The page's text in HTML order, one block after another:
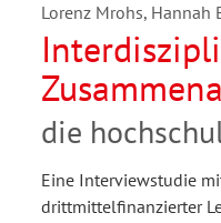
Lorenz Mrohs, Hannah
Beispiel
die
Eine Interviewstudie
drittmittelfinanzierter